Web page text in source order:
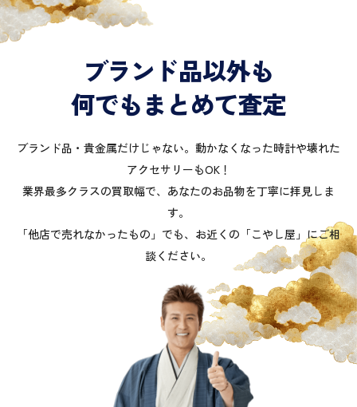
ブランド品以外も
何でもまとめて査定
ブランド品・貴金属だけじゃない。動かなくなった時計や壊れた
アクセサリーもOK！
業界最多クラスの買取幅で、あなたのお品物を丁寧に拝見しま
す。
「他店で売れなかったもの」でも、お近くの「こやし屋」にご相
談ください。